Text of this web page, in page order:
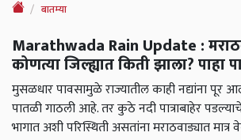
बातम्या
Marathwada Rain Update :
कोणत्या जिल्ह्यात किती झाला? पाहा
मुसळधार पावसामुळे राज्यातील काही नद्यांना पूर
पातळी गाठली आहे. तर कुठे नदी पात्राबाहेर
भागात अशी परिस्थिती असतांना मराठवाड्यात